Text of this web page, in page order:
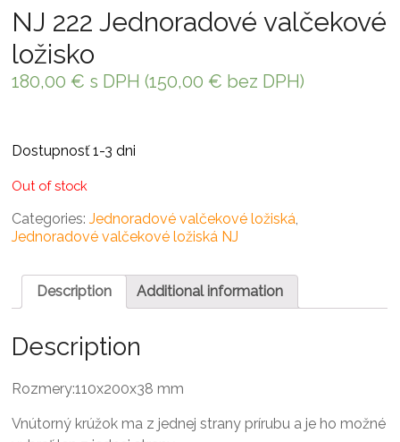
NJ 222 Jednoradové valčekové
ložisko
180,00 € s DPH (150,00 € bez DPH)
Dostupnosť 1-3 dni
Out of stock
Categories:Jednoradové valčekové ložiská,
Jednoradové valčekové ložiská NJ
Description Additional information
Description
Rozmery:110x200x38 mm
Vnútorný krúžok ma z jednej strany prírubu a je ho možné